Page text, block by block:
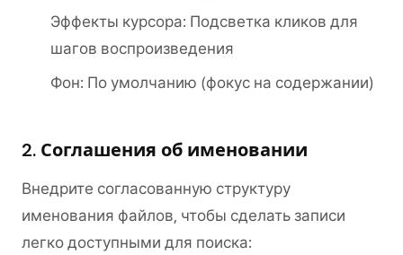
Эффекты курсора: Подсветка кликов для
шагов воспроизведения
Фон: По умолчанию (фокус на содержании)
2. Соглашения об именовании
Внедрите согласованную структуру
именования файлов, чтобы сделать записи
легко доступными для поиска: